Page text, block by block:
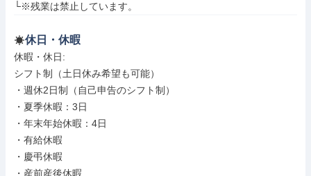
└※残業は禁止しています。
休日・休暇
休暇・休日:
シフト制（土日休み希望も可能）
・週休2日制（自己申告のシフト制）
・夏季休暇：3日
・年末年始休暇：4日
・有給休暇
・慶弔休暇
・産前産後休暇